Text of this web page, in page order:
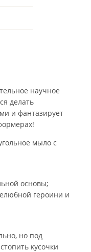
научное
делать
и фантазирует
мыло с
основы;
героини и
но под
кусочки